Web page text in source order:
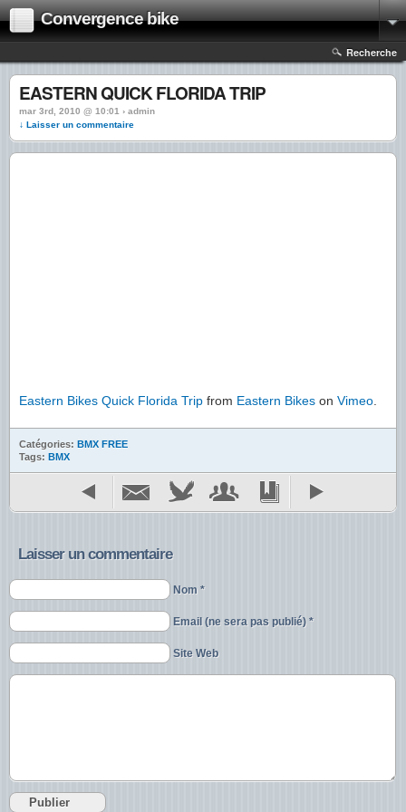
Convergence bike
Recherche
EASTERN QUICK FLORIDA TRIP
mar 3rd, 2010 @ 10:01 › admin
↓ Laisser un commentaire
Eastern Bikes Quick Florida Trip from Eastern Bikes on Vimeo
Catégories: BMX FREE
Tags: BMX
Laisser un commentaire
Nom *
Email (ne sera pas publié) *
Site Web